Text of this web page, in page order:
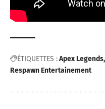
ÉTIQUETTES :Apex Legends
Respawn Entertainement